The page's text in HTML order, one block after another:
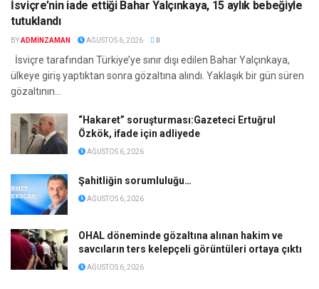
İsviçre’nin iade ettiği Bahar Yalçınkaya, 15 aylık bebeğiyle
tutuklandı
BYADMINZAMAN AĞUSTOS 6, 2026 0
İsviçre tarafından Türkiye’ye sınır dışı edilen Bahar Yalçınkaya,
ülkeye giriş yaptıktan sonra gözaltına alındı. Yaklaşık bir gün süren
gözaltının...
“Hakaret” soruşturması:Gazeteci Ertuğrul
Özkök, ifade için adliyede
AĞUSTOS 6, 2026
Şahitliğin sorumluluğu…
AĞUSTOS 6, 2026
OHAL döneminde gözaltına alınan hakim ve
savcıların ters kelepçeli görüntüleri ortaya çıktı
AĞUSTOS 6, 2026